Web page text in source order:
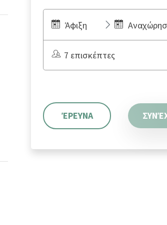
Άφιξη
7 επισκέπτες
ΈΡΕΥΝΑ